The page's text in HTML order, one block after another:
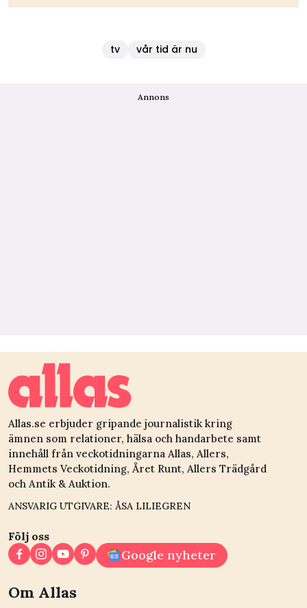
tv vår tid är nu
Annons
Allas.se erbjuder gripande journalistik kring
ämnen som relationer, hälsa och handarbete samt
innehåll från veckotidningarna Allas, Allers,
Hemmets Veckotidning, Året Runt, Allers Trädgård
och Antik & Auktion.
ANSVARIG UTGIVARE: ÅSA LILIEGREN
Följ oss
Google nyheter
Om Allas